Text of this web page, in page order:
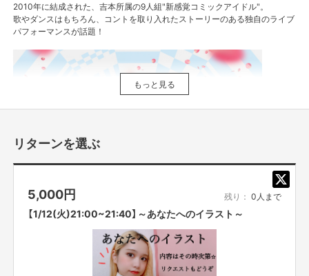
2010年に結成された、吉本所属の9人組"新感覚コミックアイドル"。
歌やダンスはもちろん、コントを取り入れたストーリーのある独自のライブ
パフォーマンスが話題！
(左から糸原沙也加・樋口みどりこ・しより・恵梨華・杉山優華・松下千
紘・吉岡久美子・岡本りん・水森依音)
もっと見る
リターンを選ぶ
5,000円 残り： 0人まで
【1/12(火)21:00~21:40】～あなたへのイラスト～